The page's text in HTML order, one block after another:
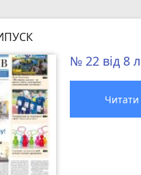
№ 22 від 8